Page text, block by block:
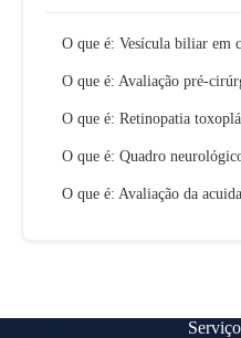
O que é: Vesícula biliar em
O que é: Avaliação pré-
O que é: Retinopatia
O que é: Quadro
O que é: Avaliação da